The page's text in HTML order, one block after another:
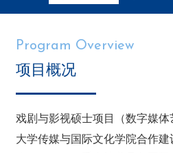
Program Overview
项目概况
戏剧与影视硕士项目（数字媒
大学传媒与国际文化学院合作